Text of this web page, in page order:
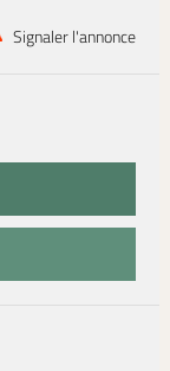
Signaler l'annonce